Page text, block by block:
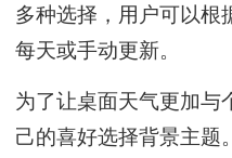
多种选择，用户可以根
每天或手动更新。
为了让桌面天气更加与
己的喜好选择背景主题